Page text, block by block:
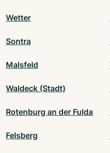
Wetter
Sontra
Malsfeld
Waldeck (Stadt)
Rotenburg an der Fulda
Felsberg